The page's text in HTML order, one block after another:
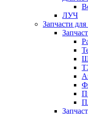
ЛУЧ
Запчасти